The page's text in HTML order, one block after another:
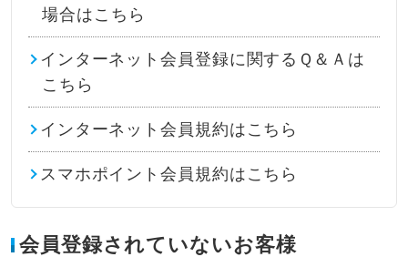
場合はこちら
インターネット会員登録に関するＱ＆Ａは
こちら
インターネット会員規約はこちら
スマホポイント会員規約はこちら
会員登録されていないお客様